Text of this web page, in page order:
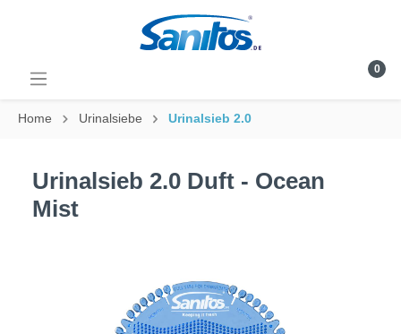
0
Home Urinalsiebe Urinalsieb 2.0
Urinalsieb 2.0 Duft - Ocean
Mist